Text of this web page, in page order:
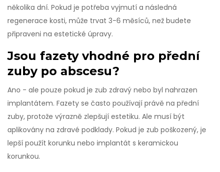
několika dní. Pokud je potřeba vyjmutí a následná
regenerace kosti, může trvat 3-6 měsíců, než budete
připraveni na estetické úpravy.
Jsou fazety vhodné pro přední
zuby po abscesu?
Ano - ale pouze pokud je zub zdravý nebo byl nahrazen
implantátem. Fazety se často používají právě na přední
zuby, protože výrazně zlepšují estetiku. Ale musí být
aplikovány na zdravé podklady. Pokud je zub poškozený, je
lepší použít korunku nebo implantát s keramickou
korunkou.